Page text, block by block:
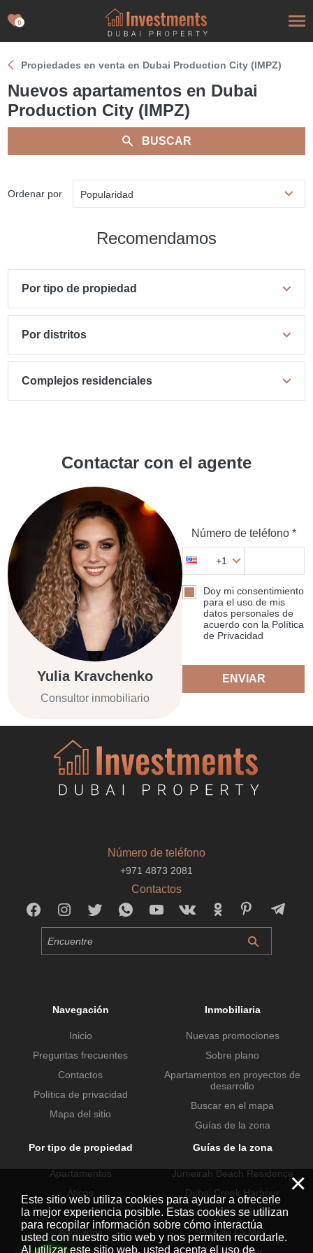
0
Propiedades en venta en Dubai Production City (IMPZ)
Nuevos apartamentos en Dubai
Production City (IMPZ)
BUSCAR
Ordenar por Popularidad
Recomendamos
Por tipo de propiedad
Por distritos
Complejos residenciales
Contactar con el agente
Yulia Kravchenko
Consultor inmobiliario
Número de teléfono *
+1
Doy mi consentimiento
para el uso de mis
datos personales de
acuerdo con la Política
de Privacidad
ENVIAR
Número de teléfono
+971 4873 2081
Contactos
Navegación
Inicio
Preguntas frecuentes
Contactos
Política de privacidad
Mapa del sitio
Inmobiliaria
Nuevas promociones
Sobre plano
Apartamentos en proyectos de
desarrollo
Buscar en el mapa
Guías de la zona
Por tipo de propiedad
Apartamentos
Áticos
Chalets
Adosados
Guías de la zona
Jumeirah Beach Residence
Dubai Creek Harbour
Urbanización Dubai Hills
Port de La Mer
×
Este sitio web utiliza cookies para ayudar a ofrecerle
la mejor experiencia posible. Estas cookies se utilizan
para recopilar información sobre cómo interactúa
usted con nuestro sitio web y nos permiten recordarle.
Al utilizar este sitio web, usted acepta el uso de